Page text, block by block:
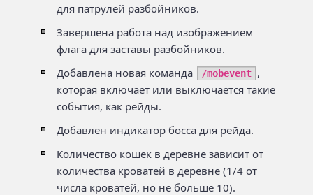
для патрулей разбойников.
Завершена работа над изображением
флага для заставы разбойников.
Добавлена новая команда
/mobevent ,
которая включает или выключается такие
события, как рейды.
Добавлен индикатор босса для рейда.
Количество кошек в деревне зависит от
количества кроватей в деревне (1/4 от
числа кроватей, но не больше 10).